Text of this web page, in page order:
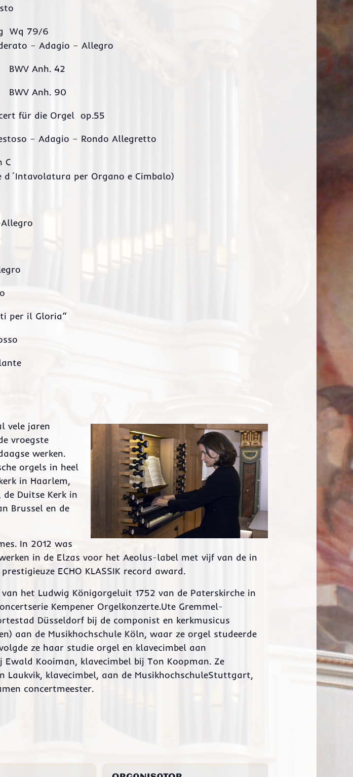
Wq 79/6
– Adagio – Allegro
BWV Anh. 42
BWV Anh. 90
für die Orgel op.55
– Adagio – Rondo Allegretto
C
d´Intavolatura per Organo e Cimbalo)
per il Gloria“
vele jaren
vroegste
werken.
orgels in heel
in Haarlem,
Duitse Kerk in
Brussel en de
In 2012 was
in de Elzas voor het Aeolus-label met vijf van de in
ECHO KLASSIK record award.
het Ludwig Königorgeluit 1752 van de Paterskirche in
Kempener Orgelkonzerte.Ute Gremmel-
Düsseldorf bij de componist en kerkmusicus
aan de Musikhochschule Köln, waar ze orgel studeerde
ze haar studie orgel en klavecimbel aan
Kooiman, klavecimbel bij Ton Koopman. Ze
klavecimbel, aan de MusikhochschuleStuttgart,
concertmeester.